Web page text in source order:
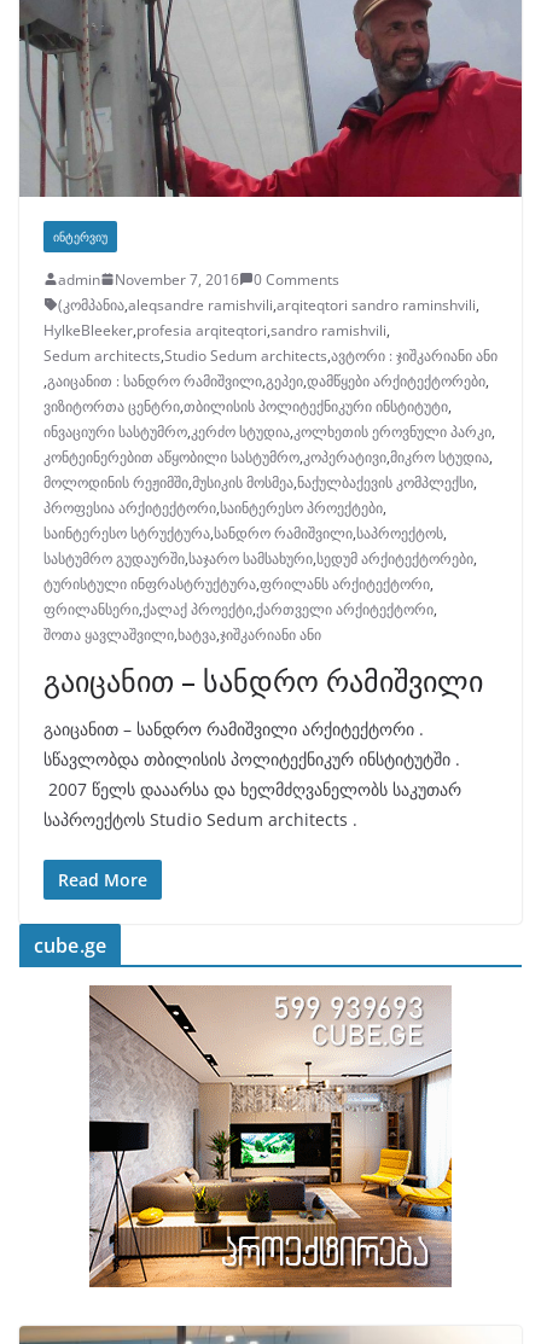
ᲘᲜᲢᲔᲠᲕᲘᲣ
admin November 7, 2016
0 Comments
(კომპანია,aleqsandre ramishvili,arqiteqtori sandro raminshvili,
HylkeBleeker,profesia arqiteqtori,sandro ramishvili,
Sedum architects,Studio Sedum architects,ავტორი : ჯიშკარიანი ანი
,გაიცანით : სანდრო რამიშვილი,გეპეი,დამწყები არქიტექტორები,
ვიზიტორთა ცენტრი,თბილისის პოლიტექნიკური ინსტიტუტი,
ინვაციური სასტუმრო,კერძო სტუდია,კოლხეთის ეროვნული პარკი,
კონტეინერებით აწყობილი სასტუმრო,კოპერატივი,მიკრო სტუდია,
მოლოდინის რეჟიმში,მუსიკის მოსმეა,ნაქულბაქევის კომპლექსი,
პროფესია არქიტექტორი,საინტერესო პროექტები,
საინტერესო სტრუქტურა,სანდრო რამიშვილი,საპროექტოს,
სასტუმრო გუდაურში,საჯარო სამსახური,სედუმ არქიტექტორები,
ტურისტული ინფრასტრუქტურა,ფრილანს არქიტექტორი,
ფრილანსერი,ქალაქ პროექტი,ქართველი არქიტექტორი,
შოთა ყავლაშვილი,ხატვა,ჯიშკარიანი ანი
გაიცანით – სანდრო რამიშვილი
გაიცანით – სანდრო რამიშვილი არქიტექტორი .
სწავლობდა თბილისის პოლიტექნიკურ ინსტიტუტში .
2007 წელს დააარსა და ხელმძღვანელობს საკუთარ
საპროექტოს Studio Sedum architects .
Read More
cube.ge